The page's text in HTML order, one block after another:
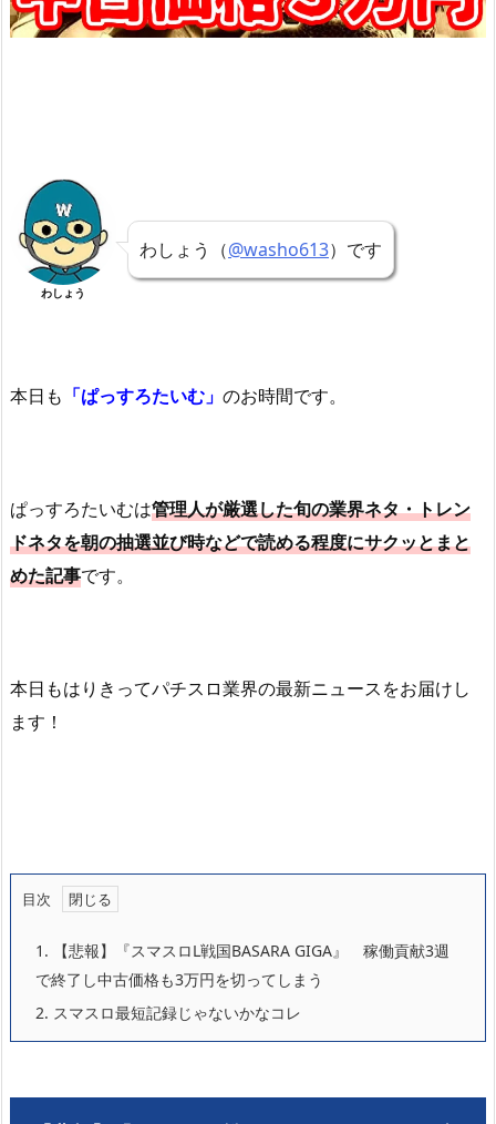
わしょう
わしょう（@washo613）です
本日も 「ぱっすろたいむ」 のお時間です。
ぱっすろたいむは管理人が厳選した旬の業界ネタ・トレン
ドネタを朝の抽選並び時などで読める程度にサクッとまと
めた記事です。
本日もはりきってパチスロ業界の最新ニュースをお届けし
ます！
目次
1. 【悲報】『スマスロL戦国BASARA GIGA』 稼働貢献3週
で終了し中古価格も3万円を切ってしまう
2. スマスロ最短記録じゃないかなコレ